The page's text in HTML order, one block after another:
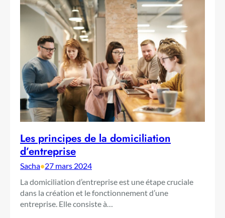
Les principes de la domiciliation
d’entreprise
Sacha•27 mars 2024
La domiciliation d’entreprise est une étape cruciale
dans la création et le fonctionnement d’une
entreprise. Elle consiste à…